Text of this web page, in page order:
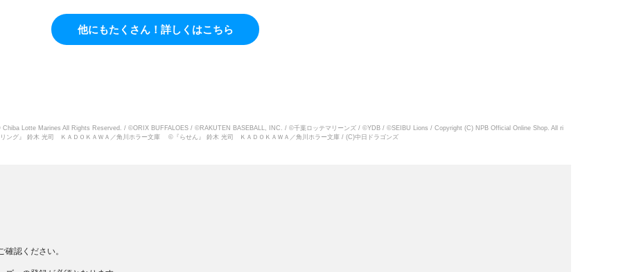
他にもたくさん！詳しくはこちら
Lotte Marines All Rights Reserved. / ©ORIX BUFFALOES / ©RAKUTEN BASEBALL, INC. / ©千葉ロッテマリーンズ / ©YDB / ©SEIBU Lions / Copyright (C) NPB Official Online Shop. All ri
グ』 鈴木 光司 ＫＡＤＯＫＡＷＡ／角川ホラー文庫 ©『らせん』 鈴木 光司 ＫＡＤＯＫＡＷＡ／角川ホラー文庫 / (C)中日ドラゴンズ
認ください。